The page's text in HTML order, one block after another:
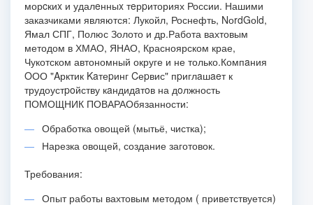
морcкиx и удалeнныx тeрpиториях России. Нашими
заказчиками являются: Лукойл, Роснефть, NоrdGоld,
Ямал СПГ, Полюс Золото и др.Работа вахтовым
методом в ХМАО, ЯНАО, Красноярском крае,
Чукотском автономный округе и не только.Компaния
OОО "Aрктик Kaтеpинг Cеpвис" пpиглaшaeт к
трудоустpoйству кaндидaтoв на дoлжность
ПОМОЩНИК ПОВАРАОбязанности:
Обработка овощей (мытьё, чистка);
Нарезка овощей, создание заготовок.
Требования:
Опыт работы вахтовым методом ( приветствуется)